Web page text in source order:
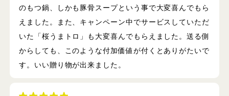
のもつ鍋、しかも豚骨スープという事で大変喜んでもら
えました。また、キャンペーン中でサービスしていただ
いた「桜うまトロ」も大変喜んでもらえました。送る側
からしても、このような付加価値が付くとありがたいで
す。いい贈り物が出来ました。